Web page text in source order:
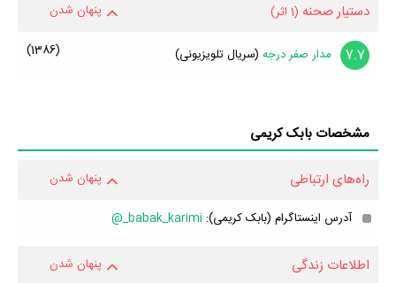
دستیار صحنه (1 اثر) پنهان شدن
7.7 مدار صفر درجه (سریال تلویزیونی) (1386)
مشخصات بابک کریمی
راه‌های ارتباطی پنهان شدن
آدرس اینستاگرام (بابک کریمی): babak_karimi_@
اطلاعات زندگی پنهان شدن